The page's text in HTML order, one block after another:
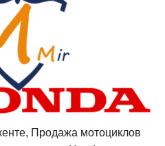
Продажа мотоциклов